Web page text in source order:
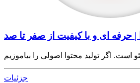
| حرفه ای و با کیفیت از صفر تا صد
جزئیات